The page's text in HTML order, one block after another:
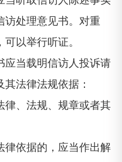
访处理意见书。对重
以举行听证。
当载明信访人投诉请
法律法规依据：
律、法规、规章或者其
律依据的，应当作出解